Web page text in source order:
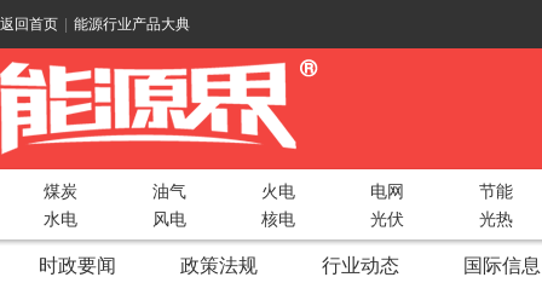
返回首页 能源行业产品大典
煤炭 油气 火电 电网
节能
水电
风电 核电 光伏 光热
时政要闻 政策法规 行业动态 国际信息